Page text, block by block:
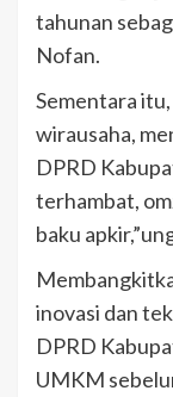
tahunan
Nofan.
Sementara
wirausaha,
DPRD
terhambat,
baku
inovasi dan
DPRD
UMKM